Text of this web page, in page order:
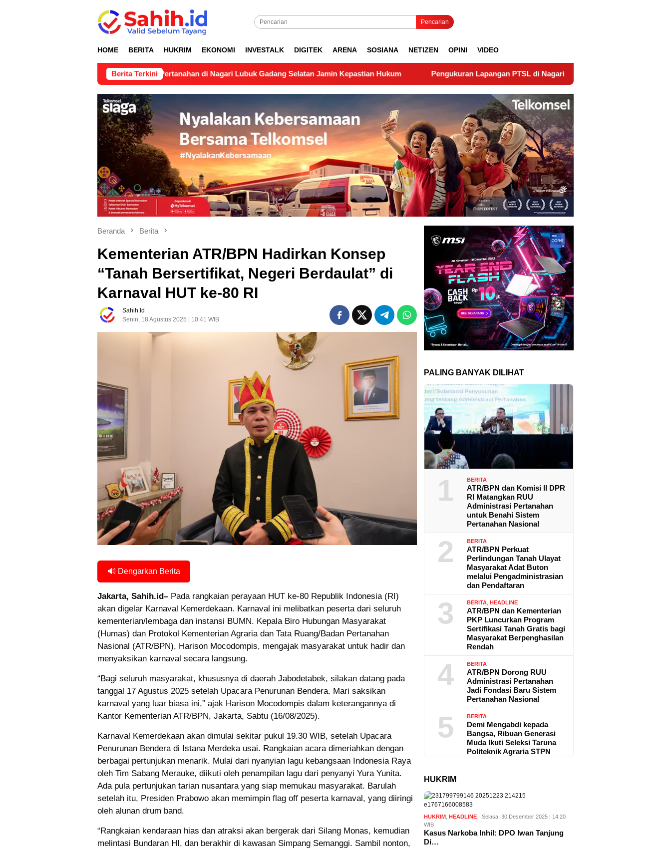
Pencarian
HOME BERITA HUKRIM EKONOMI INVESTALK DIGITEK ARENA SOSIANA NETIZEN OPINI VIDEO
Berita Terkini
Pertimbangan Teknis Pertanahan di Nagari Lubuk Gadang Selatan Jamin Kepastian Hukum Pengukuran Lapangan PTSL di Nagari Lubuk Gadang Timur Wujudkan Kepastian
Beranda Berita
Kementerian ATR/BPN Hadirkan Konsep
“Tanah Bersertifikat, Negeri Berdaulat” di
Karnaval HUT ke-80 RI
Sahih.id
Senin, 18 Agustus 2025 | 10:41 WIB
🔊 Dengarkan Berita
Jakarta, Sahih.id– Pada rangkaian perayaan HUT ke-80 Republik Indonesia (RI)
akan digelar Karnaval Kemerdekaan. Karnaval ini melibatkan peserta dari seluruh
kementerian/lembaga dan instansi BUMN. Kepala Biro Hubungan Masyarakat
(Humas) dan Protokol Kementerian Agraria dan Tata Ruang/Badan Pertanahan
Nasional (ATR/BPN), Harison Mocodompis, mengajak masyarakat untuk hadir dan
menyaksikan karnaval secara langsung.
“Bagi seluruh masyarakat, khususnya di daerah Jabodetabek, silakan datang pada
tanggal 17 Agustus 2025 setelah Upacara Penurunan Bendera. Mari saksikan
karnaval yang luar biasa ini,” ajak Harison Mocodompis dalam keterangannya di
Kantor Kementerian ATR/BPN, Jakarta, Sabtu (16/08/2025).
Karnaval Kemerdekaan akan dimulai sekitar pukul 19.30 WIB, setelah Upacara
Penurunan Bendera di Istana Merdeka usai. Rangkaian acara dimeriahkan dengan
berbagai pertunjukan menarik. Mulai dari nyanyian lagu kebangsaan Indonesia Raya
oleh Tim Sabang Merauke, diikuti oleh penampilan lagu dari penyanyi Yura Yunita.
Ada pula pertunjukan tarian nusantara yang siap memukau masyarakat. Barulah
setelah itu, Presiden Prabowo akan memimpin flag off peserta karnaval, yang diiringi
oleh alunan drum band.
“Rangkaian kendaraan hias dan atraksi akan bergerak dari Silang Monas, kemudian
melintasi Bundaran HI, dan berakhir di kawasan Simpang Semanggi. Sambil nonton,
PALING BANYAK DILIHAT
1 BERITA
ATR/BPN dan Komisi II DPR
RI Matangkan RUU
Administrasi Pertanahan
untuk Benahi Sistem
Pertanahan Nasional
2 BERITA
ATR/BPN Perkuat
Perlindungan Tanah Ulayat
Masyarakat Adat Buton
melalui Pengadministrasian
dan Pendaftaran
3 BERITA HEADLINE
ATR/BPN dan Kementerian
PKP Luncurkan Program
Sertifikasi Tanah Gratis bagi
Masyarakat Berpenghasilan
Rendah
4 BERITA
ATR/BPN Dorong RUU
Administrasi Pertanahan
Jadi Fondasi Baru Sistem
Pertanahan Nasional
5 BERITA
Demi Mengabdi kepada
Bangsa, Ribuan Generasi
Muda Ikuti Seleksi Taruna
Politeknik Agraria STPN
HUKRIM
HUKRIM HEADLINE
Selasa, 30 Desember 2025 | 14:20
WIB
Kasus Narkoba Inhil: DPO Iwan Tanjung
Di…